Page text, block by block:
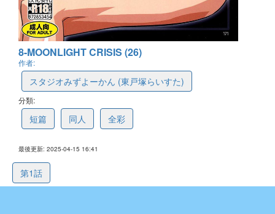
8-MOONLIGHT CRISIS (26)
作者:
スタジオみずよーかん (東戸塚らいすた)
分類:
短篇 同人 全彩
最後更新: 2025-04-15 16:41
第1話